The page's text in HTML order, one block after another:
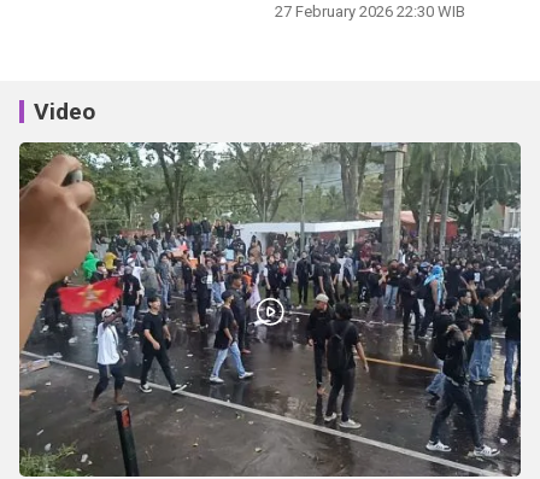
27 February 2026 22:30 WIB
Video